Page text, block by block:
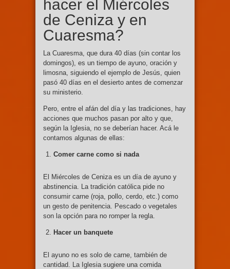
hacer el Miércoles
de Ceniza y en
Cuaresma?
La Cuaresma, que dura 40 días (sin contar los
domingos), es un tiempo de ayuno, oración y
limosna, siguiendo el ejemplo de Jesús, quien
pasó 40 días en el desierto antes de comenzar
su ministerio.
Pero, entre el afán del día y las tradiciones, hay
acciones que muchos pasan por alto y que,
según la Iglesia, no se deberían hacer. Acá le
contamos algunas de ellas:
Comer carne como si nada
El Miércoles de Ceniza es un día de ayuno y
abstinencia. La tradición católica pide no
consumir carne (roja, pollo, cerdo, etc.) como
un gesto de penitencia. Pescado o vegetales
son la opción para no romper la regla.
Hacer un banquete
El ayuno no es solo de carne, también de
cantidad. La Iglesia sugiere una comida